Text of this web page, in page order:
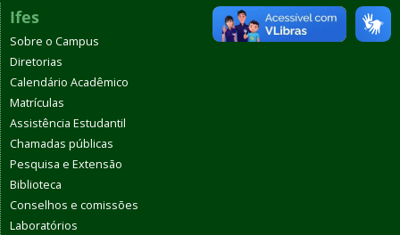
Ifes
Sobre o Campus
Diretorias
Calendário Acadêmico
Matrículas
Assistência Estudantil
Chamadas públicas
Pesquisa e Extensão
Biblioteca
Conselhos e comissões
Laboratórios